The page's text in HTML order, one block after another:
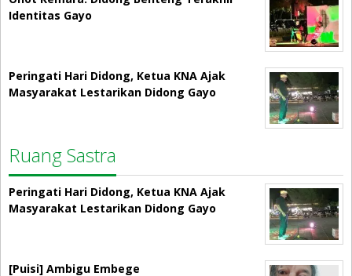
Identitas Gayo
Peringati Hari Didong, Ketua KNA Ajak
Masyarakat Lestarikan Didong Gayo
Ruang Sastra
Peringati Hari Didong, Ketua KNA Ajak
Masyarakat Lestarikan Didong Gayo
[Puisi] Ambigu Embege